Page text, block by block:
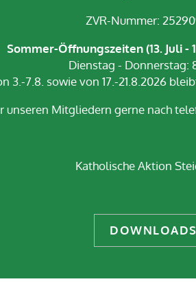
ZVR-Nummer:
Sommer-Öffnungszeiten (13. Juli -
Dienstag - Donnerstag:
3.-7.8. sowie von 17.-21.8.2026
Mitgliedern gerne nach
Katholische Aktion
DOWNLOADS